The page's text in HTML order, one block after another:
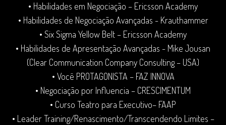
• Habilidades em Negociação – Ericsson Academy
• Habilidades de Negociação Avançadas - Krauthammer
• Six Sigma Yellow Belt – Ericsson Academy
• Habilidades de Apresentação Avançadas - Mike Jousan
(Clear Communication Company Consulting – USA)
• Você PROTAGONISTA – FAZ INNOVA
• Negociação por Influencia – CRESCIMENTUM
• Curso Teatro para Executivo– FAAP
• Leader Training/Renascimento/Transcendendo Limites –